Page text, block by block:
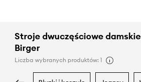
Stroje dwuczęściowe
Birger
Liczba wybranych produktów: 1